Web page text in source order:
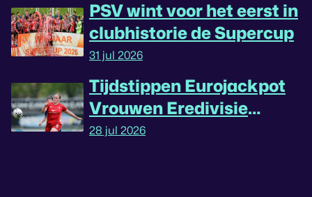
PSV wint voor het eerst in
clubhistorie de Supercup
31 jul 2026
Tijdstippen Eurojackpot
Vrouwen Eredivisie
omgedraaid
28 jul 2026